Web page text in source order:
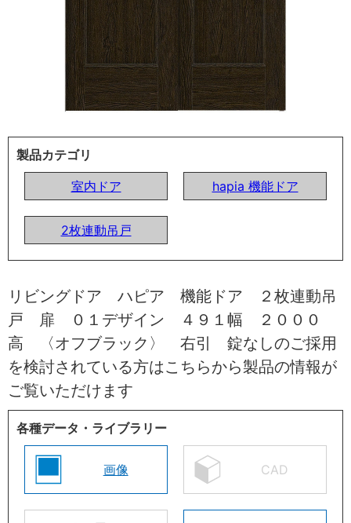
製品カテゴリ
室内ドア
hapia 機能ドア
2枚連動吊戸
リビングドア ハピア 機能ドア ２枚連動吊
戸 扉 ０１デザイン ４９１幅 ２０００
高 〈オフブラック〉 右引 錠なしのご採用
を検討されている方はこちらから製品の情報が
ご覧いただけます
各種データ・ライブラリー
画像 CAD